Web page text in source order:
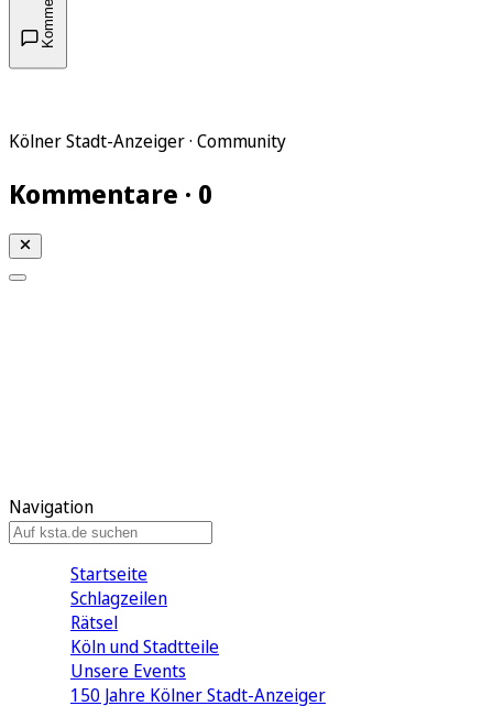
Kölner Stadt-Anzeiger · Community
Kommentare · 0
Navigation
Startseite
Schlagzeilen
Rätsel
Köln und Stadtteile
Unsere Events
150 Jahre Kölner Stadt-Anzeiger